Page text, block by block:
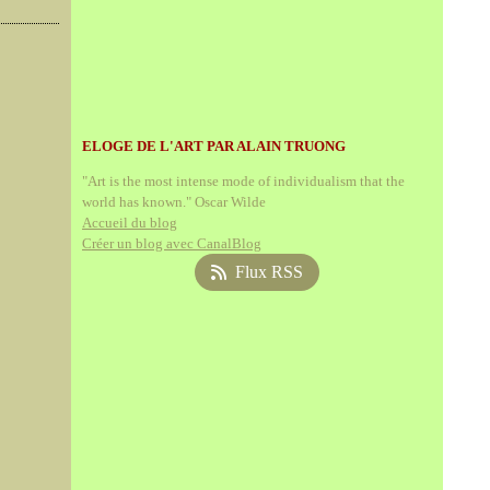
ELOGE DE L'ART PAR ALAIN TRUONG
"Art is the most intense mode of individualism that the
world has known." Oscar Wilde
Accueil du blog
Créer un blog avec CanalBlog
Flux RSS